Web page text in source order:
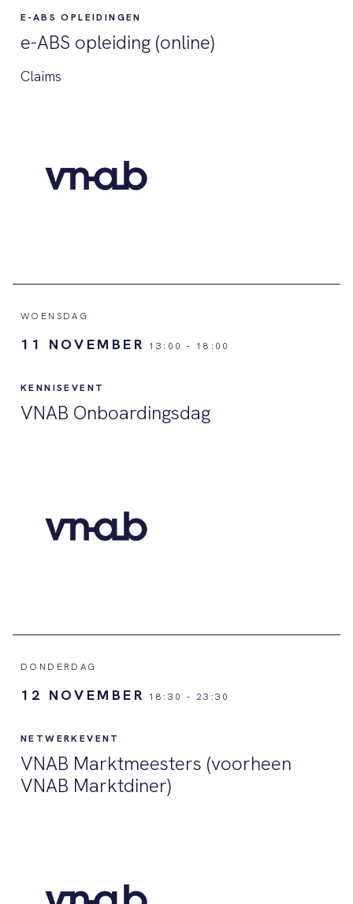
E-ABS OPLEIDINGEN
e-ABS opleiding (online)
Claims
WOENSDAG
11 NOVEMBER 13:00 - 18:00
KENNISEVENT
VNAB Onboardingsdag
DONDERDAG
12 NOVEMBER 18:30 - 23:30
NETWERKEVENT
VNAB Marktmeesters (voorheen
VNAB Marktdiner)